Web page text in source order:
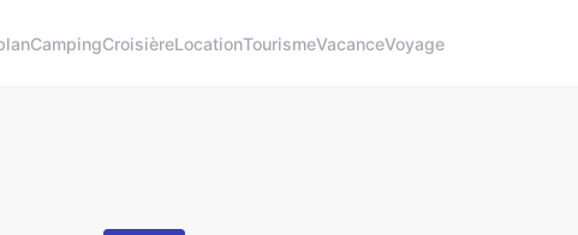
CampingCroisièreLocationTourismeVacanceVoyage